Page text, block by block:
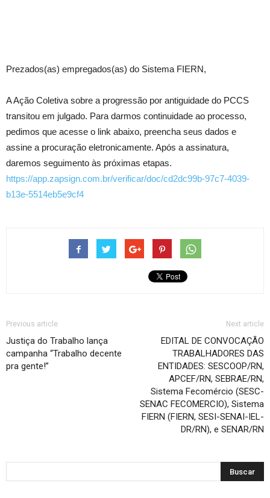
Prezados(as) empregados(as) do Sistema FIERN,
A Ação Coletiva sobre a progressão por antiguidade do PCCS
transitou em julgado. Para darmos continuidade ao processo,
pedimos que acesse o link abaixo, preencha seus dados e
assine a procuração eletronicamente. Após a assinatura,
daremos seguimento às próximas etapas.
https://app.zapsign.com.br/verificar/doc/cd2dc99b-97c7-4039-
b13e-5514eb5e9cf4
Previous article
Justiça do Trabalho lança
campanha “Trabalho decente
pra gente!”
Next article
EDITAL DE CONVOCAÇÃO
TRABALHADORES DAS
ENTIDADES: SESCOOP/RN,
APCEF/RN, SEBRAE/RN,
Sistema Fecomércio (SESC-
SENAC FECOMERCIO), Sistema
FIERN (FIERN, SESI-SENAI-IEL-
DR/RN), e SENAR/RN